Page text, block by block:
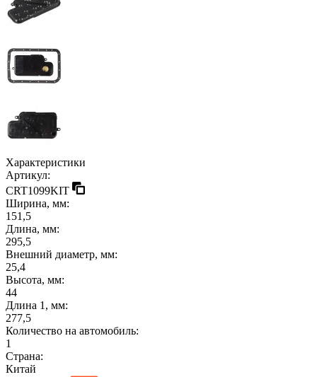
Характеристики
Артикул:
CRT1099KIT
Ширина, мм:
151,5
Длина, мм:
295,5
Внешний диаметр, мм:
25,4
Высота, мм:
44
Длина 1, мм:
277,5
Количество на автомобиль:
1
Страна:
Китай